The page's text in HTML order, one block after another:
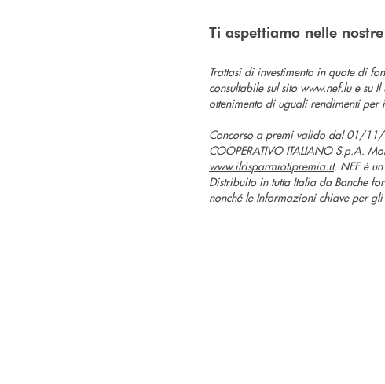
Ti aspettiamo nelle
Trattasi di investimento in quote di
consultabile sul sito www.nef.lue su Il
ottenimento di uguali rendimenti per
Concorso a premi valido dal 01/11/
COOPERATIVO ITALIANO S.p.A.
www.ilrisparmiotipremia.it. NEF è
Distribuito in tutta Italia da Banche
nonché le Informazioni chiave per